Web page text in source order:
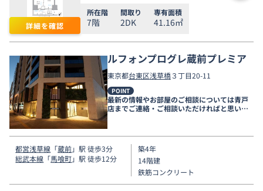
詳細を確認
所在階
7階
間取り
2DK
専有面積
41.16㎡
ルフォンプログレ蔵前プレミア
東京都台東区浅草橋３丁目20-11
POINT
最新の情報やお部屋のご相談については青戸
店までご連絡・ご相談いただければと思いま
す。
都営浅草線 「蔵前」駅 徒歩3分
総武本線 「馬喰町」駅 徒歩12分
築4年
14階建
鉄筋コンクリート